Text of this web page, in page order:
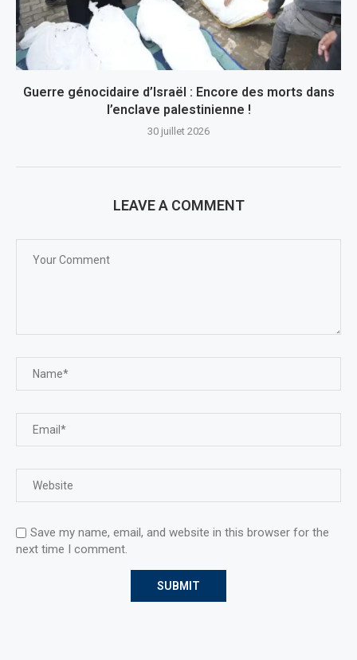
Guerre génocidaire d’Israël : Encore des morts dans
l’enclave palestinienne !
30 juillet 2026
LEAVE A COMMENT
Save my name, email, and website in this browser for the
next time I comment.